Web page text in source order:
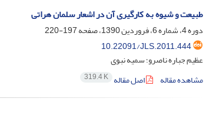
طبیعت و شیوه به کارگیری آن در اشعار سلمان هراتی
دوره 4، شماره 6، فروردین 1390، صفحه
197-220
10.22091/JLS.2011.444
عظیم جباره ناصرو؛ سمیه نبوی
مشاهده مقاله
اصل مقاله 319.4 K